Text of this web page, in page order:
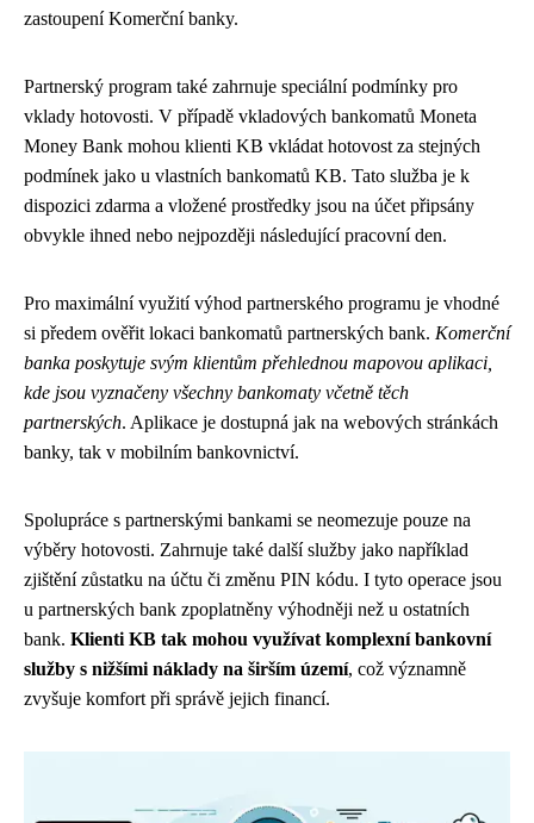
zastoupení Komerční banky.
Partnerský program také zahrnuje speciální podmínky pro
vklady hotovosti. V případě vkladových bankomatů Moneta
Money Bank mohou klienti KB vkládat hotovost za stejných
podmínek jako u vlastních bankomatů KB. Tato služba je k
dispozici zdarma a vložené prostředky jsou na účet připsány
obvykle ihned nebo nejpozději následující pracovní den.
Pro maximální využití výhod partnerského programu je vhodné
si předem ověřit lokaci bankomatů partnerských bank. Komerční
banka poskytuje svým klientům přehlednou mapovou aplikaci,
kde jsou vyznačeny všechny bankomaty včetně těch
partnerských. Aplikace je dostupná jak na webových stránkách
banky, tak v mobilním bankovnictví.
Spolupráce s partnerskými bankami se neomezuje pouze na
výběry hotovosti. Zahrnuje také další služby jako například
zjištění zůstatku na účtu či změnu PIN kódu. I tyto operace jsou
u partnerských bank zpoplatněny výhodněji než u ostatních
bank. Klienti KB tak mohou využívat komplexní bankovní
služby s nižšími náklady na širším území, což významně
zvyšuje komfort při správě jejich financí.